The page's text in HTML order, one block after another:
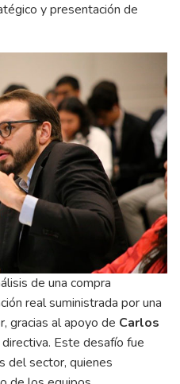
y presentación de
de una compra
real suministrada por una
gracias al apoyo de Carlos
Este desafío fue
del sector, quienes